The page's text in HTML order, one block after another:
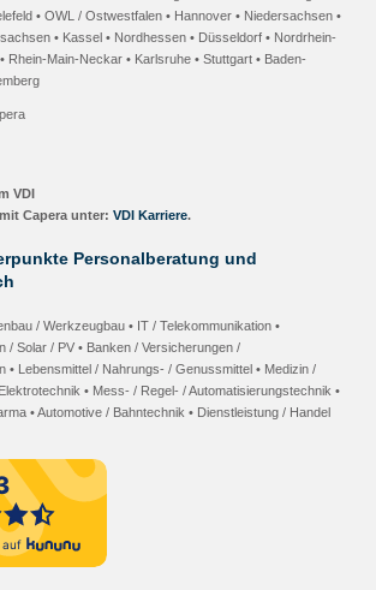
• OWL / Ostwestfalen• Hannover • Niedersachsen•
• Kassel • Nordhessen• Düsseldorf • Nordrhein-
Rhein-Main-Neckar • Karlsruhe• Stuttgart• Baden-
VDI
Capera unter: VDI Karriere.
Personalberatung und
/ Werkzeugbau • IT / Telekommunikation •
/ Solar / PV • Banken / Versicherungen /
• Lebensmittel / Nahrungs- / Genussmittel • Medizin /
• Mess- / Regel- / Automatisierungstechnik •
• Automotive / Bahntechnik • Dienstleistung / Handel